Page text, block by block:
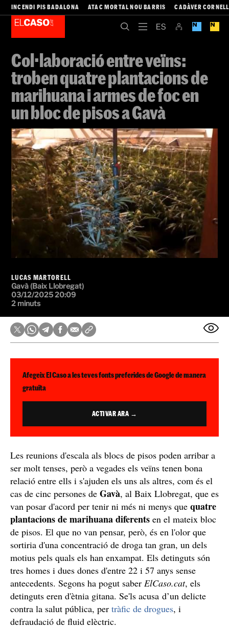
INCENDI PIS BADALONA ATAC MORTAL NOU BARRIS CADÀVER
Col·laboració entre veïns:
troben quatre plantacions de
marihuana i armes de foc en
un bloc de pisos a Gavà
LUCAS MARTORELL
Gavà (Baix Llobregat)
03/12/2025 20:09
2 minuts
Afegeix El Caso a les teves fonts preferides de Google de manera
gratuïta
ACTIVAR ARA →
Les reunions d'escala als blocs de pisos poden arribar a
ser molt tenses, però a vegades els veïns tenen bona
relació entre ells i s'ajuden els uns als altres, com és el
cas de cinc persones de Gavà, al Baix Llobregat, que es
van posar d'acord per tenir ni més ni menys que quatre
plantacions de marihuana diferents en el mateix bloc
de pisos. El que no van pensar, però, és en l'olor que
sortiria d'una concentració de droga tan gran, un dels
motius pels quals els han enxampat. Els detinguts són
tres homes i dues dones d'entre 22 i 57 anys sense
antecedents. Segons ha pogut saber ElCaso.cat, els
detinguts eren d'ètnia gitana. Se'ls acusa d’un delicte
contra la salut pública, per tràfic de drogues, i
defraudació de fluid elèctric.